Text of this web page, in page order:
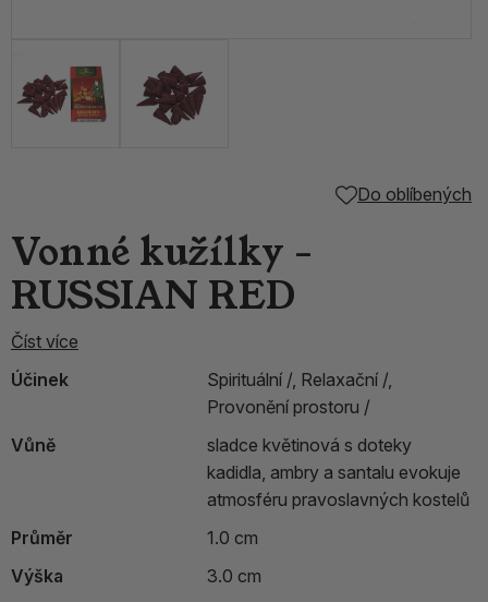
Do oblíbených
Vonné kužílky -
RUSSIAN RED
Číst více
Účinek
Spirituální /, Relaxační /,
Provonění prostoru /
Vůně
sladce květinová s doteky
kadidla, ambry a santalu evokuje
atmosféru pravoslavných kostelů
Průměr
1.0 cm
Výška
3.0 cm